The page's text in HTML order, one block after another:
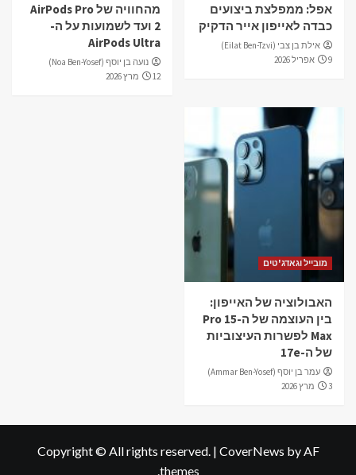
אפל: ממפלצת ביצועים
כבדה לאייפון אייר הדקיק
אילת בן צבי (Eilat Ben-Tzvi)
9 אפריל 2026
מהחוויה של AirPods Pro
2 ועד לשמועות על ה-
AirPods Ultra
נועה בן יוסף (Noa Ben-Yosef)
12 מרץ 2026
מובייל וגאדג'טים
האבולוציה של האייפון:
בין העוצמה של ה-15 Pro
Max לפשרות העיצוביות
של ה-17e
עמר בן יוסף (Ammar Ben-Yosef)
3 מרץ 2026
Copyright © All rights reserved. | CoverNews by AF
themes.